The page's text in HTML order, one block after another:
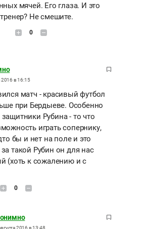
мячей. Его глаза. И это
Не смешите.
0
2016 в 16:15
матч - красивый футбол
при Бердыеве. Особенно
Рубина - то что
играть сопернику,
бы и нет на поле и это
такой Рубин он для нас
(хоть к сожалению и с
0
2016 в 13:48